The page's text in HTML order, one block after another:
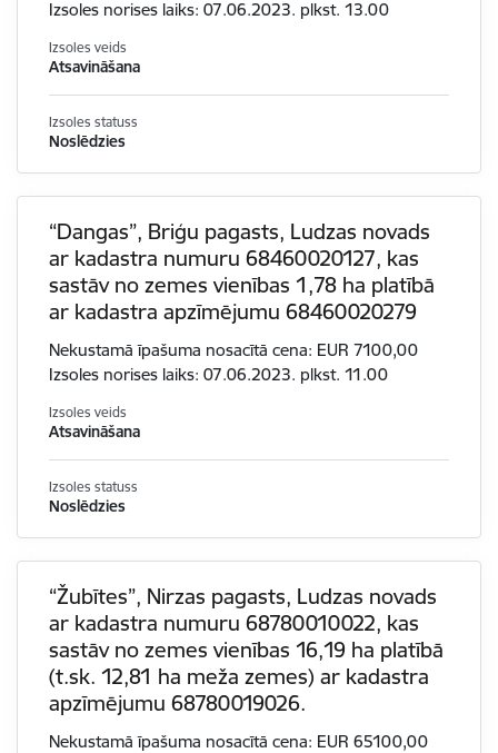
Izsoles norises laiks: 07.06.2023. plkst. 13.00
Izsoles veids
Atsavināšana
Izsoles statuss
Noslēdzies
“Dangas”, Briģu pagasts, Ludzas novads
ar kadastra numuru 68460020127, kas
sastāv no zemes vienības 1,78 ha platībā
ar kadastra apzīmējumu 68460020279
Nekustamā īpašuma nosacītā cena: EUR 7100,00
Izsoles norises laiks: 07.06.2023. plkst. 11.00
Izsoles veids
Atsavināšana
Izsoles statuss
Noslēdzies
“Žubītes”, Nirzas pagasts, Ludzas novads
ar kadastra numuru 68780010022, kas
sastāv no zemes vienības 16,19 ha platībā
(t.sk. 12,81 ha meža zemes) ar kadastra
apzīmējumu 68780019026.
Nekustamā īpašuma nosacītā cena: EUR 65100,00